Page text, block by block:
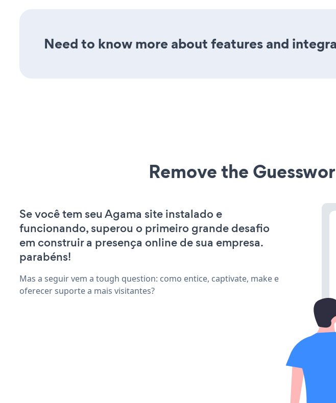
Need to know more about features and
Remove the
Se você tem seu Agama site instalado e
funcionando, superou o primeiro grande desafio
em construir a presença online de sua empresa.
parabéns!
Mas a seguir vem a tough question: como entice, captivate, make e
oferecer suporte a mais visitantes?